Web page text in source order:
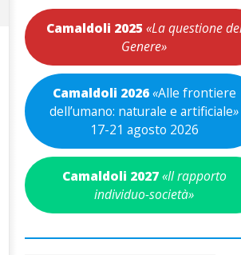
Camaldoli 2025 «La questione
Genere»
Camaldoli 2026«Alle frontiere
dell’umano: naturale e artificiale»
17-21 agosto 2026
Camaldoli 2027 «Il rapporto
individuo-società»